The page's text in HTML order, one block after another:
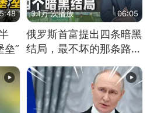
垒”
3.1万 次播放 06:05
俄罗斯首富提出四条暗黑
结局，最不坏的那条路是
通向东方